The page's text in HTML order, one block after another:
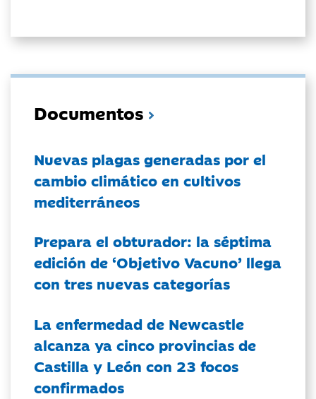
Documentos
Nuevas plagas generadas por el
cambio climático en cultivos
mediterráneos
Prepara el obturador: la séptima
edición de ‘Objetivo Vacuno’ llega
con tres nuevas categorías
La enfermedad de Newcastle
alcanza ya cinco provincias de
Castilla y León con 23 focos
confirmados